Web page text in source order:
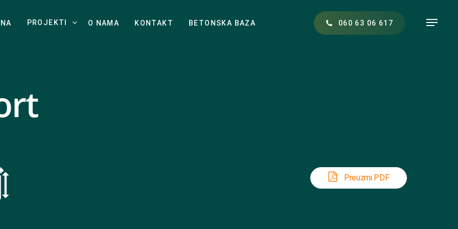
PROJEKTI O NAMA KONTAKT BETONSKA BAZA 060 63 06 61 7 Menu
Preuzmi PDF